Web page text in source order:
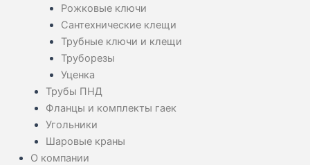
Рожковые ключи
Сантехнические клещи
Трубные ключи и клещи
Труборезы
Уценка
Трубы ПНД
Фланцы и комплекты гаек
Угольники
Шаровые краны
О компании